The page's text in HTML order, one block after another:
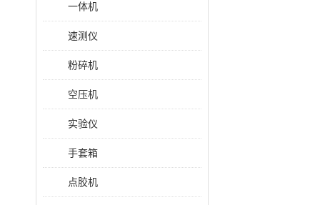
一体机
速测仪
粉碎机
空压机
实验仪
手套箱
点胶机